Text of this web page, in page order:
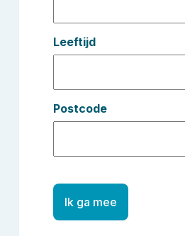
Leeftijd
Postcode
Ik ga mee